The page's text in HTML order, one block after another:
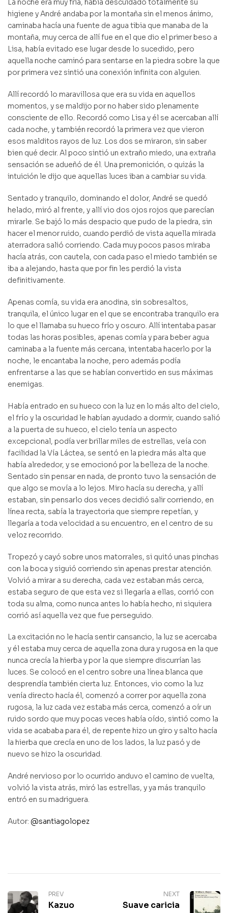
La noche era muy fría, había descuidado totalmente su
higiene y André andaba por la montaña sin el menos ánimo,
caminaba hacía una fuente de agua tibia que manaba de la
montaña, muy cerca de allí fue en el que dio el primer beso a
Lisa, había evitado ese lugar desde lo sucedido, pero
aquella noche caminó para sentarse en la piedra sobre la que
por primera vez sintió una conexión infinita con alguien.
Allí recordó lo maravillosa que era su vida en aquellos
momentos, y se maldijo por no haber sido plenamente
consciente de ello. Recordó como Lisa y él se acercaban allí
cada noche, y también recordó la primera vez que vieron
esos malditos rayos de luz. Los dos se miraron, sin saber
bien qué decir. Al poco sintió un extraño miedo, una extraña
sensación se adueñó de él. Una premonición, o quizás la
intuición le dijo que aquellas luces iban a cambiar su vida.
Sentado y tranquilo, dominando el dolor, André se quedó
helado, miró al frente, y allí vio dos ojos rojos que parecían
mirarle. Se bajó lo más despacio que pudo de la piedra, sin
hacer el menor ruido, cuando perdió de vista aquella mirada
aterradora salió corriendo. Cada muy pocos pasos miraba
hacía atrás, con cautela, con cada paso el miedo también se
iba a alejando, hasta que por fin les perdió la vista
definitivamente.
Apenas comía, su vida era anodina, sin sobresaltos,
tranquila, el único lugar en el que se encontraba tranquilo era
lo que el llamaba su hueco frío y oscuro. Allí intentaba pasar
todas las horas posibles, apenas comía y para beber agua
caminaba a la fuente más cercana, intentaba hacerlo por la
noche, le encantaba la noche, pero además podía
enfrentarse a las que se habían convertido en sus máximas
enemigas.
Había entrado en su hueco con la luz en lo más alto del cielo,
el frío y la oscuridad le habían ayudado a dormir, cuando salió
a la puerta de su hueco, el cielo tenía un aspecto
excepcional, podía ver brillar miles de estrellas, veía con
facilidad la Vía Láctea, se sentó en la piedra más alta que
había alrededor, y se emocionó por la belleza de la noche.
Sentado sin pensar en nada, de pronto tuvo la sensación de
que algo se movía a lo lejos. Miro hacía su derecha, y allí
estaban, sin pensarlo dos veces decidió salir corriendo, en
línea recta, sabía la trayectoria que siempre repetían, y
llegaría a toda velocidad a su encuentro, en el centro de su
veloz recorrido.
Tropezó y cayó sobre unos matorrales, si quitó unas pinchas
con la boca y siguió corriendo sin apenas prestar atención.
Volvió a mirar a su derecha, cada vez estaban más cerca,
estaba seguro de que esta vez si llegaría a ellas, corrió con
toda su alma, como nunca antes lo había hecho, ni siquiera
corrió así aquella vez que fue perseguido.
La excitación no le hacía sentir cansancio, la luz se acercaba
y él estaba muy cerca de aquella zona dura y rugosa en la que
nunca crecía la hierba y por la que siempre discurrían las
luces. Se colocó en el centro sobre una línea blanca que
desprendía también cierta luz. Entonces, vio como la luz
venía directo hacía él, comenzó a correr por aquella zona
rugosa, la luz cada vez estaba más cerca, comenzó a oír un
ruido sordo que muy pocas veces había oído, sintió como la
vida se acababa para él, de repente hizo un giro y salto hacía
la hierba que crecía en uno de los lados, la luz pasó y de
nuevo se hizo la oscuridad.
André nervioso por lo ocurrido anduvo el camino de vuelta,
volvió la vista atrás, miró las estrellas, y ya más tranquilo
entró en su madriguera.
Autor: @santiagolopez
PREV
Kazuo
NEXT
Suave caricia